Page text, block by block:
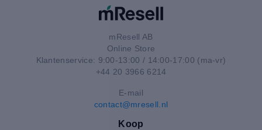
mResell AB
Online Store
Klantenservice: 9:00-13:00 / 14:00-17:00 (ma-vr)
+44 20 3966 6214
E-mail
contact@mresell.nl
Koop